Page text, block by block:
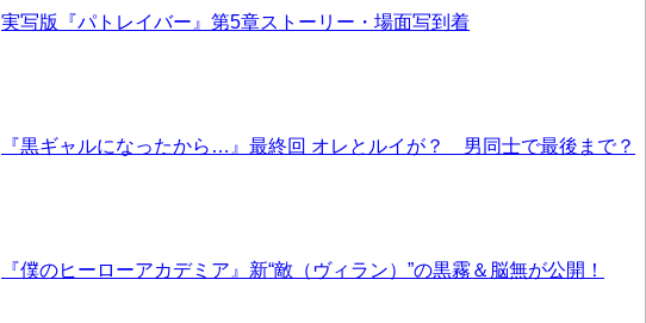
実写版『パトレイバー』第5章ストーリー・場面写到着
『黒ギャルになったから…』最終回 オレとルイが？ 男同士で最後まで？
『僕のヒーローアカデミア』新“敵（ヴィラン）”の黒霧＆脳無が公開！